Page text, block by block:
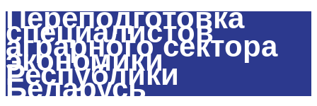
Переподготовка
специалистов
аграрного сектора
экономики
Республики
Беларусь